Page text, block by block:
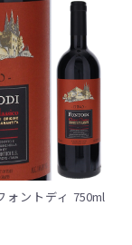
ォントディ 750ml